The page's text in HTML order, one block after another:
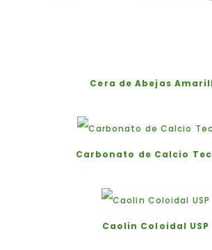
Cera de Abejas
Carbonato de Calcio
Caolin Coloidal USP